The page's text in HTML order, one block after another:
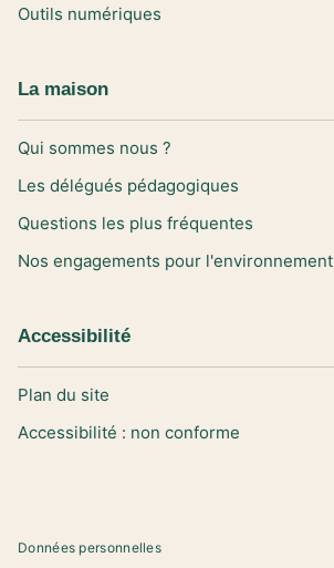
Outils numériques
La maison
Qui sommes nous ?
Les délégués pédagogiques
Questions les plus fréquentes
Nos engagements pour l'environnement
Accessibilité
Plan du site
Accessibilité : non conforme
Données personnelles